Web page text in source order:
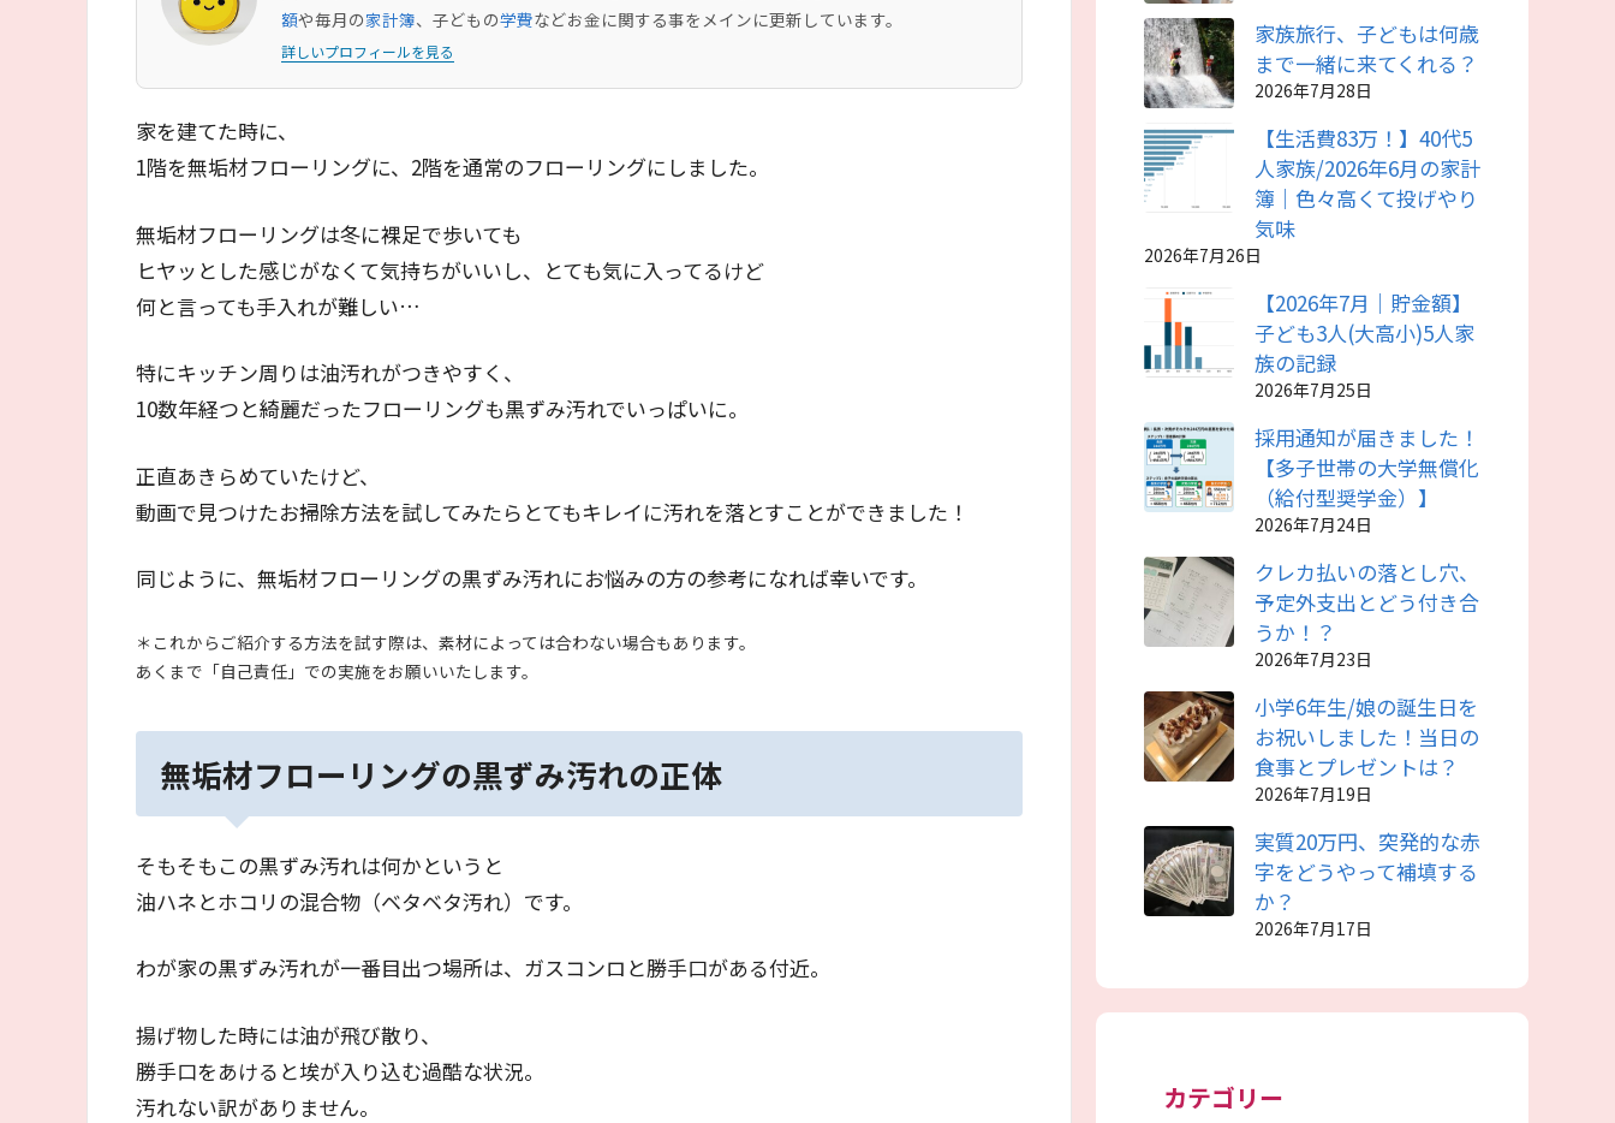
額や毎月の家計簿、子どもの学費などお金に関する事をメインに更新しています。
詳しいプロフィールを見る
家を建てた時に、
1階を無垢材フローリングに、2階を通常のフローリングにしました。
無垢材フローリングは冬に裸足で歩いても
ヒヤッとした感じがなくて気持ちがいいし、とても気に入ってるけど
何と言っても手入れが難しい…
特にキッチン周りは油汚れがつきやすく、
10数年経つと綺麗だったフローリングも黒ずみ汚れでいっぱいに。
正直あきらめていたけど、
動画で見つけたお掃除方法を試してみたらとてもキレイに汚れを落とすことができました！
同じように、無垢材フローリングの黒ずみ汚れにお悩みの方の参考になれば幸いです。
＊これからご紹介する方法を試す際は、素材によっては合わない場合もあります。
あくまで「自己責任」での実施をお願いいたします。
無垢材フローリングの黒ずみ汚れの正体
そもそもこの黒ずみ汚れは何かというと
油ハネとホコリの混合物（ベタベタ汚れ）です。
わが家の黒ずみ汚れが一番目出つ場所は、ガスコンロと勝手口がある付近。
揚げ物した時には油が飛び散り、
勝手口をあけると埃が入り込む過酷な状況。
汚れない訳がありません。
家族旅行、子どもは何歳
まで一緒に来てくれる？
2026年7月28日
【生活費83万！】40代5
人家族/2026年6月の家計
簿｜色々高くて投げやり
気味
2026年7月26日
【2026年7月｜貯金額】
子ども3人(大高小)5人家
族の記録
2026年7月25日
採用通知が届きました！
【多子世帯の大学無償化
（給付型奨学金）】
2026年7月24日
クレカ払いの落とし穴、
予定外支出とどう付き合
うか！？
2026年7月23日
小学6年生/娘の誕生日を
お祝いしました！当日の
食事とプレゼントは？
2026年7月19日
実質20万円、突発的な赤
字をどうやって補填する
か？
2026年7月17日
カテゴリー